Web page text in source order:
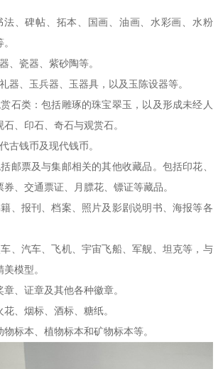
法、碑帖、拓本、国画、油画、水彩画、水粉
、瓷器、紫砂陶等。
器、玉兵器、玉器具，以及玉陈设器等。
石类：包括雕琢的珠宝翠玉，以及形成未经人
、印石、奇石与观赏石。
古钱币及现代钱币。
邮票及与集邮相关的其他收藏品。包括印花、
、交通票证、月膘花、镖证等藏品。
、报刊、档案、照片及影剧说明书、海报等各
、汽车、飞机、宇宙飞船、军舰、坦克等，与
模型。
章、证章及其他各种徽章。
、烟标、酒标、糖纸。
标本、植物标本和矿物标本等。